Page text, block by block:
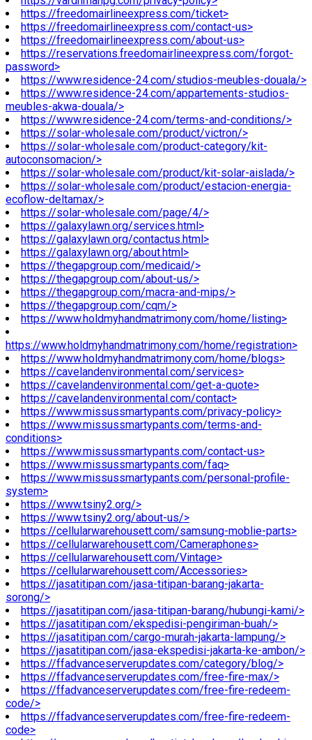
https://freedomairlineexpress.com/ticket>
https://freedomairlineexpress.com/contact-us>
https://freedomairlineexpress.com/about-us>
https://reservations.freedomairlineexpress.com/forgot-
password>
https://www.residence-24.com/studios-meubles-douala/>
https://www.residence-24.com/appartements-studios-
meubles-akwa-douala/>
https://www.residence-24.com/terms-and-conditions/>
https://solar-wholesale.com/product/victron/>
https://solar-wholesale.com/product-category/kit-
autoconsomacion/>
https://solar-wholesale.com/product/kit-solar-aislada/>
https://solar-wholesale.com/product/estacion-energia-
ecoflow-deltamax/>
https://solar-wholesale.com/page/4/>
https://galaxylawn.org/services.html>
https://galaxylawn.org/contactus.html>
https://galaxylawn.org/about.html>
https://thegapgroup.com/medicaid/>
https://thegapgroup.com/about-us/>
https://thegapgroup.com/macra-and-mips/>
https://thegapgroup.com/cqm/>
https://www.holdmyhandmatrimony.com/home/listing>
https://www.holdmyhandmatrimony.com/home/registration>
https://www.holdmyhandmatrimony.com/home/blogs>
https://cavelandenvironmental.com/services>
https://cavelandenvironmental.com/get-a-quote>
https://cavelandenvironmental.com/contact>
https://www.missussmartypants.com/privacy-policy>
https://www.missussmartypants.com/terms-and-
conditions>
https://www.missussmartypants.com/contact-us>
https://www.missussmartypants.com/faq>
https://www.missussmartypants.com/personal-profile-
system>
https://www.tsiny2.org/>
https://www.tsiny2.org/about-us/>
https://cellularwarehousett.com/samsung-moblie-parts>
https://cellularwarehousett.com/Cameraphones>
https://cellularwarehousett.com/Vintage>
https://cellularwarehousett.com/Accessories>
https://jasatitipan.com/jasa-titipan-barang-jakarta-
sorong/>
https://jasatitipan.com/jasa-titipan-barang/hubungi-kami/>
https://jasatitipan.com/ekspedisi-pengiriman-buah/>
https://jasatitipan.com/cargo-murah-jakarta-lampung/>
https://jasatitipan.com/jasa-ekspedisi-jakarta-ke-ambon/>
https://ffadvanceserverupdates.com/category/blog/>
https://ffadvanceserverupdates.com/free-fire-max/>
https://ffadvanceserverupdates.com/free-fire-redeem-
code/>
https://ffadvanceserverupdates.com/free-fire-redeem-
code>